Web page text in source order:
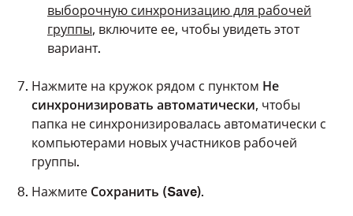
выборочную синхронизацию для рабочей
группы, включите ее, чтобы увидеть этот
вариант.
Нажмите на кружок рядом с пунктом Не
синхронизировать автоматически, чтобы
папка не синхронизировалась автоматически с
компьютерами новых участников рабочей
группы.
Нажмите Сохранить (Save).